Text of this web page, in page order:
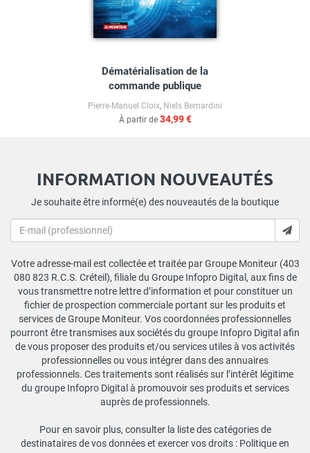
Dématérialisation de la
commande publique
Pierre-Manuel Cloix, Niels Bernardini
À partir de 34,99 €
INFORMATION NOUVEAUTÉS
Je souhaite être informé(e) des nouveautés de la boutique
Votre adresse-mail est collectée et traitée par Groupe Moniteur (403
080 823 R.C.S. Créteil), filiale du Groupe Infopro Digital, aux fins de
vous transmettre notre lettre d’information et pour constituer un
fichier de prospection commerciale portant sur les produits et
services de Groupe Moniteur. Vos coordonnées professionnelles
pourront être transmises aux sociétés du groupe Infopro Digital afin
de vous proposer des produits et/ou services utiles à vos activités
professionnelles ou vous intégrer dans des annuaires
professionnels. Ces traitements sont réalisés sur l’intérêt légitime
du groupe Infopro Digital à promouvoir ses produits et services
auprès de professionnels.
Pour en savoir plus, consulter la liste des catégories de
destinataires de vos données et exercer vos droits : Politique en